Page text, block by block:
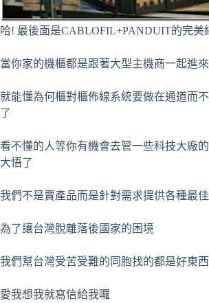
哈! 最後面是CABLOFIL+PANDUIT的完美
當你家的機櫃都是跟著大型主機商一起進
就能懂為何櫃對櫃佈線系統要做在通道而
了
看不懂的人等你有機會去管一些科技大廠
大悟了
我們不是賣產品而是針對需求提供各種最
為了讓台灣脫離落後國家的困境
我們幫台灣受苦受難的同胞找的都是好東西
愛我想我就寫信給我囉